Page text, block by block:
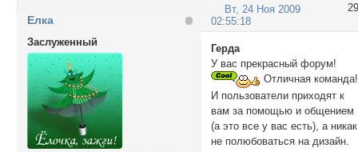
29
Вт, 24 Ноя 2009
02:55:18
Елка
Заслуженный
Герда
У вас прекрасный форум!
Отличная команда!
И пользователи приходят к
вам за помощью и общением
(а это все у вас есть), а никак
не полюбоваться на дизайн.